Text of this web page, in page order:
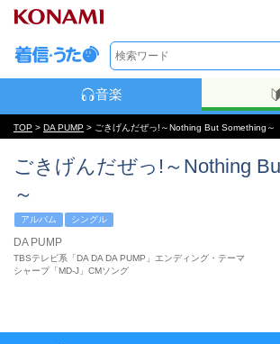
音楽
TOP > DA PUMP > ごきげんだぜっ!～Nothing But Something～
ごきげんだぜっ!～Nothing
～
アルバム シングル
DA PUMP
TBSテレビ系「DA DA DA PUMP」エンディング・テーマ
シャープ「MD-J」CMソング